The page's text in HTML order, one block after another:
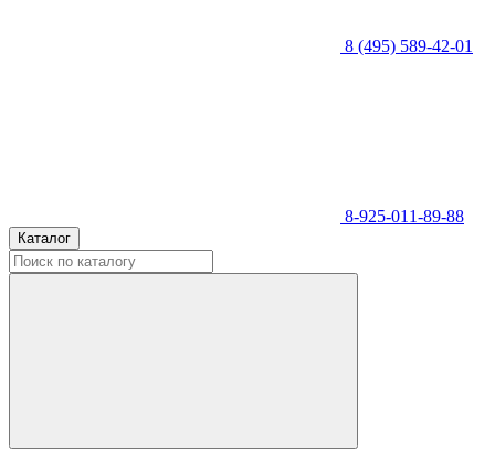
8 (495) 589-42-01
8-925-011-89-88
Каталог